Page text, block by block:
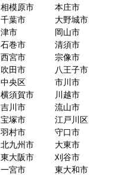
相模原市
本庄市
千葉市
大野城市
津市
岡山市
石巻市
清須市
西宮市
宗像市
吹田市
八王子市
中央区
市川市
横須賀市
川越市
吉川市
流山市
宝塚市
江戸川区
羽村市
守口市
北九州市
大東市
東大阪市
刈谷市
一宮市
東大和市